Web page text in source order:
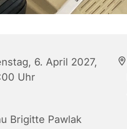
6. April 2027,
Uhr
Brigitte Pawlak